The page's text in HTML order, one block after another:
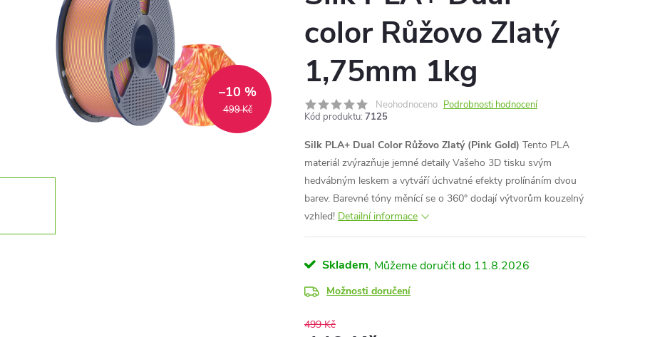
499 Kč
–10 %
color Růžovo Zlatý
1,75mm 1kg
Neohodnoceno Podrobnosti hodnocení
Kód produktu: 7125
Silk PLA+ Dual Color Růžovo Zlatý (Pink Gold) Tento PLA
materiál zvýrazňuje jemné detaily Vašeho 3D tisku svým
hedvábným leskem a vytváří úchvatné efekty prolínáním dvou
barev. Barevné tóny měnící se o 360° dodají výtvorům kouzelný
vzhled! Detailní informace
Skladem 11.8.2026
Možnosti doručení
499 Kč